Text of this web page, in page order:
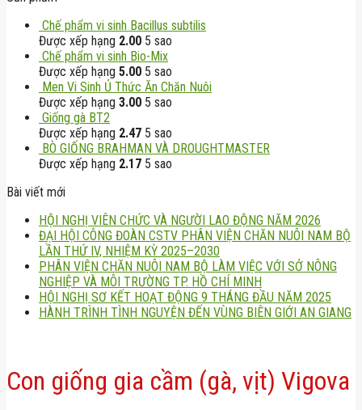
Chế phẩm vi sinh Bacillus subtilis
Được xếp hạng 2.00 5 sao
Chế phẩm vi sinh Bio-Mix
Được xếp hạng 5.00 5 sao
Men Vi Sinh Ủ Thức Ăn Chăn Nuôi
Được xếp hạng 3.00 5 sao
Giống gà BT2
Được xếp hạng 2.47 5 sao
BÒ GIỐNG BRAHMAN VÀ DROUGHTMASTER
Được xếp hạng 2.17 5 sao
Bài viết mới
HỘI NGHỊ VIÊN CHỨC VÀ NGƯỜI LAO ĐỘNG NĂM 2026
ĐẠI HỘI CÔNG ĐOÀN CSTV PHÂN VIỆN CHĂN NUÔI NAM BỘ
LẦN THỨ IV, NHIỆM KỲ 2025–2030
PHÂN VIỆN CHĂN NUÔI NAM BỘ LÀM VIỆC VỚI SỞ NÔNG
NGHIỆP VÀ MÔI TRƯỜNG TP. HỒ CHÍ MINH
HỘI NGHỊ SƠ KẾT HOẠT ĐỘNG 9 THÁNG ĐẦU NĂM 2025
HÀNH TRÌNH TÌNH NGUYỆN ĐẾN VÙNG BIÊN GIỚI AN GIANG
Con giống gia cầm (gà, vịt) Vigova